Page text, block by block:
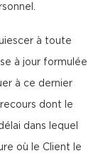
à toute
à jour formulée
à ce dernier
dont le
dans lequel
où le Client le